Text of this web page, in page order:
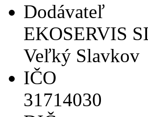
Dodávateľ
EKOSERVIS
Veľký Slavkov
IČO
31714030